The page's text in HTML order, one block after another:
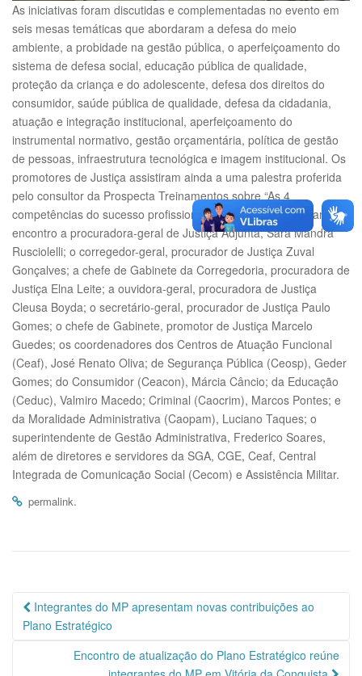
As iniciativas foram discutidas e complementadas no evento em
seis mesas temáticas que abordaram a defesa do meio
ambiente, a probidade na gestão pública, o aperfeiçoamento do
sistema de defesa social, educação pública de qualidade,
proteção da criança e do adolescente, defesa dos direitos do
consumidor, saúde pública de qualidade, defesa da cidadania,
atuação e integração institucional, aperfeiçoamento do
instrumental normativo, gestão orçamentária, política de gestão
de pessoas, infraestrutura tecnológica e imagem institucional. Os
promotores de Justiça assistiram ainda a uma palestra proferida
pelo consultor da Prospecta Treinamentos sobre “As 4
competências do sucesso profissional”. Também participaram do
encontro a procuradora-geral de Justiça Adjunta, Sara Mandra
Rusciolelli; o corregedor-geral, procurador de Justiça Zuval
Gonçalves; a chefe de Gabinete da Corregedoria, procuradora de
Justiça Elna Leite; a ouvidora-geral, procuradora de Justiça
Cleusa Boyda; o secretário-geral, procurador de Justiça Paulo
Gomes; o chefe de Gabinete, promotor de Justiça Marcelo
Guedes; os coordenadores dos Centros de Atuação Funcional
(Ceaf), José Renato Oliva; de Segurança Pública (Ceosp), Geder
Gomes; do Consumidor (Ceacon), Márcia Câncio; da Educação
(Ceduc), Valmiro Macedo; Criminal (Caocrim), Marcos Pontes; e
da Moralidade Administrativa (Caopam), Luciano Taques; o
superintendente de Gestão Administrativa, Frederico Soares,
além de diretores e servidores da SGA, CGE, Ceaf, Central
Integrada de Comunicação Social (Cecom) e Assistência Militar.
permalink.
Navegação
da
Postagem
Integrantes do MP apresentam novas contribuições ao
Plano Estratégico
Encontro de atualização do Plano Estratégico reúne